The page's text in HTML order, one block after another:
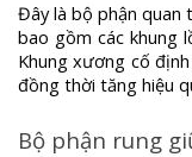
Đây là bộ phận quan
bao gồm các khung
Khung xương cố
đồng thời tăng hiệu
Bộ phận rung